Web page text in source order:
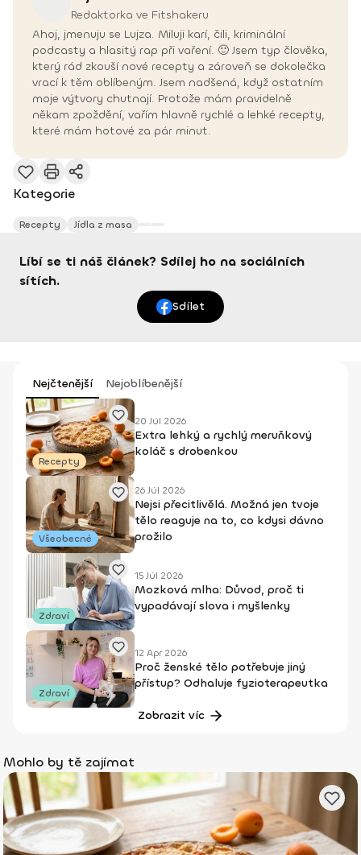
Redaktorka ve Fitshakeru
Ahoj, jmenuju se Lujza. Miluji karí, čili, kriminální
podcasty a hlasitý rap při vaření. 🙂 Jsem typ člověka,
který rád zkouší nové recepty a zároveň se dokolečka
vrací k těm oblíbeným. Jsem nadšená, když ostatním
moje výtvory chutnají. Protože mám pravidelně
někam zpoždění, vařím hlavně rychlé a lehké recepty,
které mám hotové za pár minut.
Kategorie
Recepty Jídla z masa
Líbí se ti náš článek? Sdílej ho na sociálních
sítích.
Sdílet
Nejčtenější Nejoblíbenější
Recepty
20 Júl 2026
Extra lehký a rychlý meruňkový
koláč s drobenkou
Všeobecné
26 Júl 2026
Nejsi přecitlivělá. Možná jen tvoje
tělo reaguje na to, co kdysi dávno
prožilo
Zdraví
15 Júl 2026
Mozková mlha: Důvod, proč ti
vypadávají slova i myšlenky
Zdraví
12 Apr 2026
Proč ženské tělo potřebuje jiný
přístup? Odhaluje fyzioterapeutka
Zobrazit víc
Mohlo by tě zajímat